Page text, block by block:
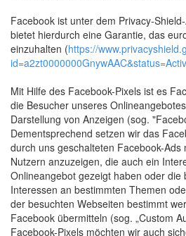
Facebook ist unter dem Privacy-
bietet hierdurch eine Garantie, das
einzuhalten (https://
Mit Hilfe des Facebook-Pixels ist es
die Besucher unseres
Darstellung von Anzeigen (sog.
Dementsprechend setzen wir das
durch uns geschalteten Facebook-Ads
Nutzern anzuzeigen, die auch ein
Onlineangebot gezeigt haben oder die
Interessen an bestimmten Themen
der besuchten Webseiten bestimmt
Facebook übermitteln (sog. „Custom
Facebook-Pixels möchten wir auch